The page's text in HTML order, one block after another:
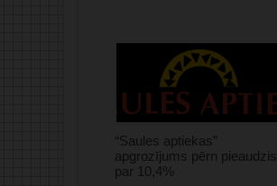
“Saules aptiekas”
apgrozījums pērn pieaudzis
par 10,4%